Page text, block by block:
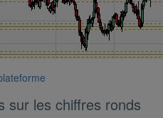
sur les chiffres ronds